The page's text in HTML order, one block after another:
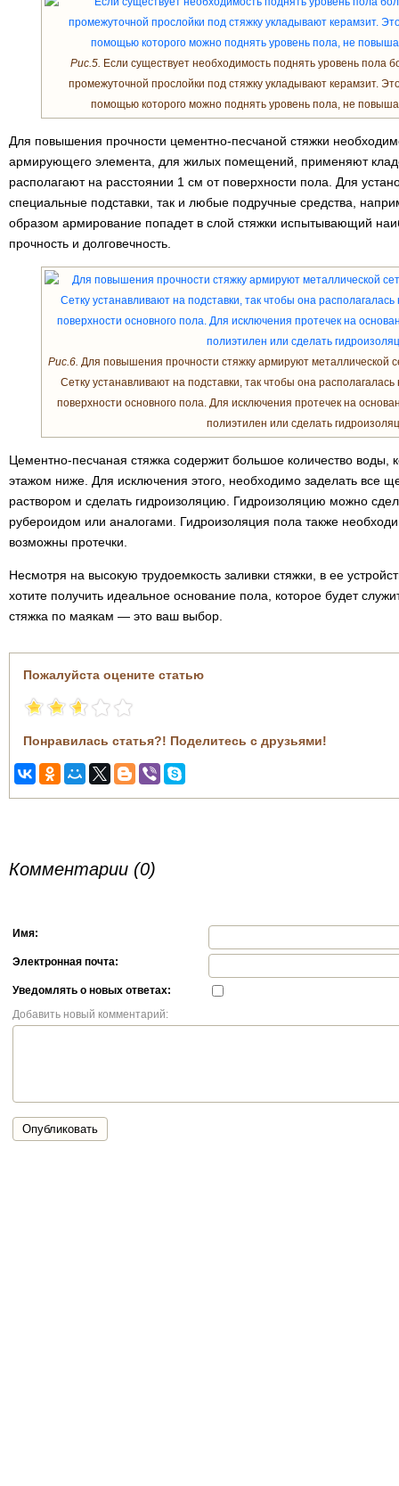
Рис.5. Если существует необходимость поднять уровень пола
промежуточной прослойки под стяжку укладывают керамзит.
помощью которого можно поднять уровень пола, не
Для повышения прочности цементно-песчаной стяжки
армирующего элемента, для жилых помещений, применяют
располагают на расстоянии 1 см от поверхности пола. Для
специальные подставки, так и любые подручные средства,
образом армирование попадет в слой стяжки испытывающий
прочность и долговечность.
Рис.6. Для повышения прочности стяжку армируют металлической
Сетку устанавливают на подставки, так чтобы она
поверхности основного пола. Для исключения протечек на
полиэтилен или сделать
Цементно-песчаная стяжка содержит большое количество воды,
этажом ниже. Для исключения этого, необходимо заделать все
раствором и сделать гидроизоляцию. Гидроизоляцию можно
рубероидом или аналогами. Гидроизоляция пола также
возможны протечки.
Несмотря на высокую трудоемкость заливки стяжки, в ее
хотите получить идеальное основание пола, которое будет
стяжка по маякам — это ваш выбор.
Пожалуйста оцените статью
Понравилась статья?! Поделитесь с друзьями!
Комментарии (0)
Имя:
Электронная почта:
Уведомлять о новых ответах:
Добавить новый комментарий:
Опубликовать